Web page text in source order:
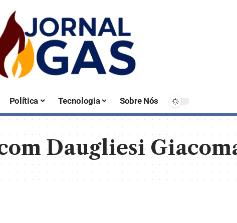
Política Tecnologia Sobre Nós
Daugliesi